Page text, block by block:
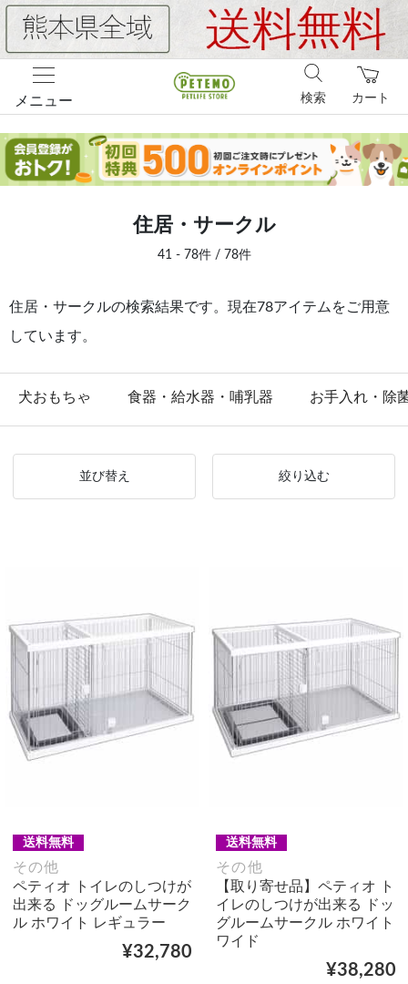
メニュー カート
検索
住居・サークル
41 - 78件 / 78件
住居・サークルの検索結果です。現在78アイテムをご用意
しています。
犬おもちゃ 食器・給水器・哺乳器 お手入れ・除
並び替え 絞り込む
送料無料
その他
ペティオ トイレのしつけが
出来る ドッグルームサーク
ル ホワイト レギュラー
¥32,780
送料無料
その他
【取り寄せ品】ペティオ ト
イレのしつけが出来る ドッ
グルームサークル ホワイト
ワイド
¥38,280